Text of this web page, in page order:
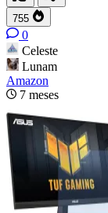
755
0
Celeste
Lunam
Amazon
7 meses